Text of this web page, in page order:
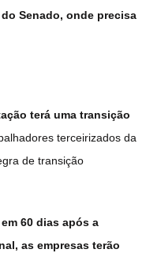
Senado, onde precisa
terá uma transição
terceirizados da
de transição
60 dias após a
as empresas terão